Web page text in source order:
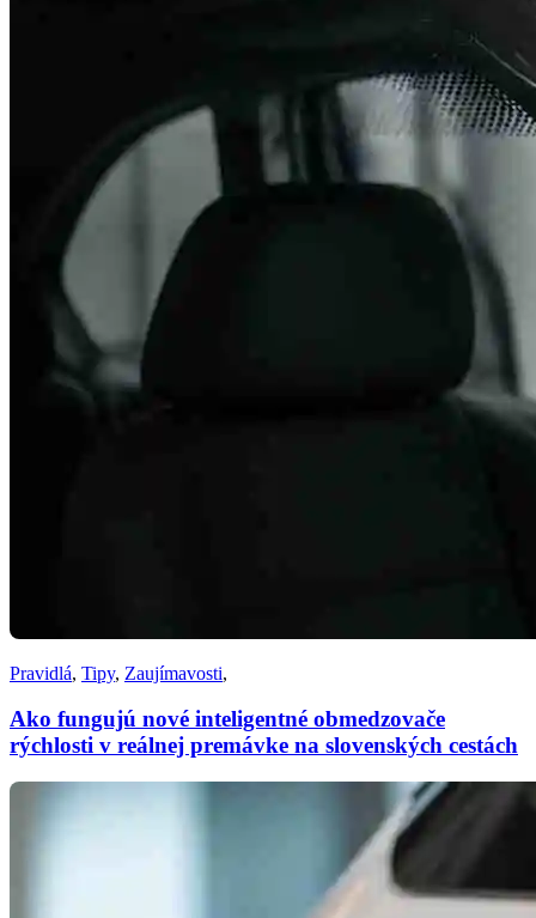
Pravidlá, Tipy, Zaujímavosti,
Ako fungujú nové inteligentné obmedzovače
rýchlosti v reálnej premávke na slovenských cestách